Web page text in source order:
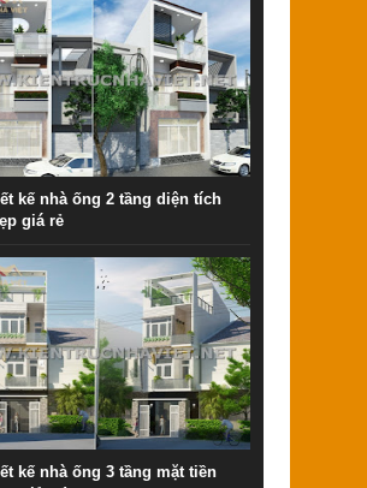
kế nhà ống 2 tầng diện tích
giá rẻ
kế nhà ống 3 tầng mặt tiền